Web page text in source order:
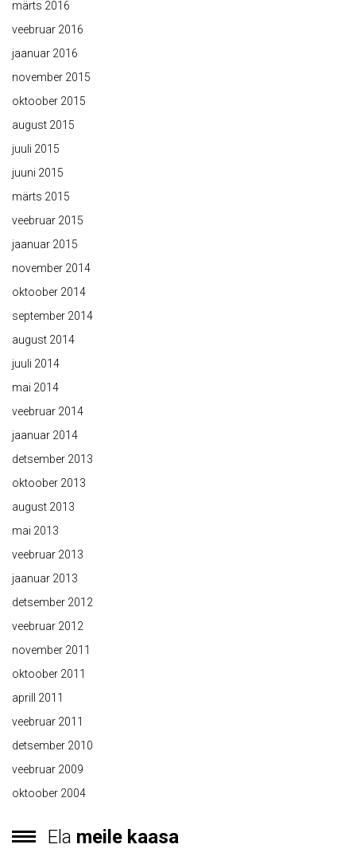
märts 2016
veebruar 2016
jaanuar 2016
november 2015
oktoober 2015
august 2015
juuli 2015
juuni 2015
märts 2015
veebruar 2015
jaanuar 2015
november 2014
oktoober 2014
september 2014
august 2014
juuli 2014
mai 2014
veebruar 2014
jaanuar 2014
detsember 2013
oktoober 2013
august 2013
mai 2013
veebruar 2013
jaanuar 2013
detsember 2012
veebruar 2012
november 2011
oktoober 2011
aprill 2011
veebruar 2011
detsember 2010
veebruar 2009
oktoober 2004
Ela meile kaasa